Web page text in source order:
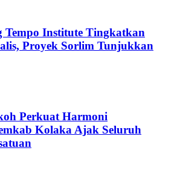
Tempo Institute Tingkatkan
Proyek Sorlim Tunjukkan
Perkuat Harmoni
Kolaka Ajak Seluruh